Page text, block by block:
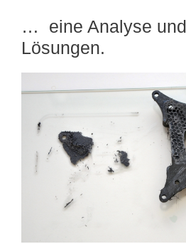
… eine Analyse
Lösungen.